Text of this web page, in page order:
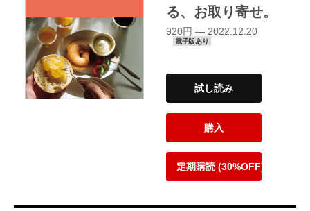
る、お取り寄せ。
920円 — 2022.12.20
電子版あり
試し読み
購入
定期購読 (30%OFF)